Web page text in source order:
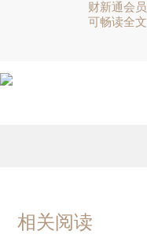
财新通会员
可畅读全文
相关阅读